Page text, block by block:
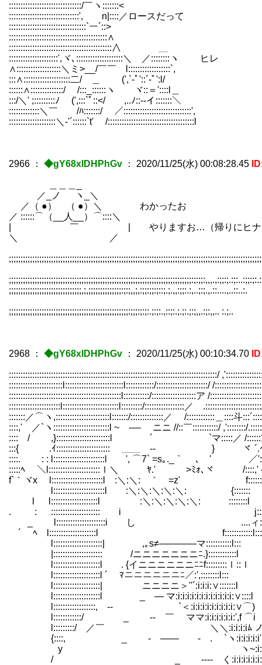
:::::::::::::::::::::::::::::::/￣ヽ
::::::::::::::::::::::::::::::', n|::::／ロースだ
:::::::::::::::::::::::::::::::::`ー´::> ',ﾂ
::::::::::::::::::::::::::::::::::::::::::∧
::::::::::::::::::::::::::::::::::::::::::::∧ ＿
:::::::::::::::::::::',ヾ､::::::::::::::::::::＼ ／::::::::ヽ ヒ
∧:::::::::::::::::::＼ミ>__/￣￣ l::::::::::::::::::`,
:::∧::::::::::::::::::::二/ ＿ (',`-ﾟ'::´-ﾟ':l/ i:-
::::::∧::::::::::::::/ /:::_::::::ヽ ヾ::＝'::::l＿ ＼::
:::/＼' ;:::::::::ﾉ (',:::`ﾟ::</ ,..ﾉ::--イ:::::::＼
:::::::::::::＼￣ /ﾊ:::::::/ ／:::::::::::::::::::::::::::::', _／
::::::::::::::::::::＼‐'´::::::`t' /:::::::::::::::::::::::::::::::::::::l /
2966 ： ◆gY68xIDHPhGv ： 2020/11/25(水) 00:08:28.45
／_ノ ヽ_＼
／（ ●） （ ●）＼ わかったお
／ ::::::⌒（__人__）⌒::::＼
| ￣ | やりますお…（帰りにヒナタの所に
＼ ／
;;;;;;;;;;;;;;;;;;;;;;;;;;;;;;;;;;;;;;;;;;;;;;;;;;;:;;;:;:;:.;:;:.,::;:.;.;:.;:;,,.:;:,,.. :.;..
2968 ： ◆gY68xIDHPhGv ： 2020/11/25(水) 00:10:34.70
:::::::::::::::::::::::::::::::::::::::::::::::::::::::::::::::::::::::::::::::::::::::::/
:::::::::::::::::::::::l:::::::::::::::::::::::::l::::::::::::/::::::::::::::::::::::/ /
::::::::::::::::::::::::::::::::::::::::::::::::l:::::::::::/:::::::::::::::::::ア /
::::::::::::::::::::::l::::::::::::::::::::::::l:::::::::/:::::::::::::::::／
:::::::／⌒ヽ,:::::::::::::::::::::::l:::::::/::::::::::::::／ /::::::::::::＿::::斗
::::,' ／`ヽ::::::::::::::::::::::::l ~ -― ニニ //::￣:::::::::::/ ,'::::::::/
:::: / ,}:::::::::::::::::::::::l ´ `マ:::::／ /::::::ｱ/
:::{ .ｲ::::::::::::::::::::::: ＿＿ ‐- } ヾ ´.ｲ
::::. : : l::::::::::::::::::::::l ', ⌒7` =s｡._｀ ､ ' ／
:::::ﾍ ＼l::::::::::::::::::::::ｌ＼ ﾔ.' >ﾐｫ､ヾ /::::,'
f`｀ヾx l::::::::::::::::::::::l :＼:＼: ｀ =z'
l::::::::::::::::::::::l :＼:＼:＼:＼:＼: {:::::::
l l::::::::::::::::::::l :＼:＼:＼:＼:＼: ::::::::l
. : ::::::::::::::::::::: i
_ l:::::::::::::::::::::i し ....ィ
´ ﾍ l::::::::::::::::::::l
l:::::::::::::::::::::| ,｡s≠――――マ:::::::::::l:::
|::::::::::::::::::::: /ニニニニニニニﾆ.}::::::::::::l
l::::::::::::::::::::l . {イニニニニニニﾆﾆf:::::::::ｌ::ｌ
l::::::::::::::::::::l ´ ﾏニニニニニニﾆ／:',::::::::l:::
l::::::::::::::::::::| ゞニニニニ＞''´:i:i:i:∨:::::::l
l::::::::::::::::::::l _ ― マ:i:i:i:i:i:i:i:i:i:i:i:i:∨::::l
l::::::::::::::::::, -‐ `＜:i:i:i:i:i:i:i:i:i:∨⌒)
l::::::::::::/ _ -‐ ￣ ママ:i:i:i:i:i:i:',f ⌒i
l:::::::::/ ／￣ ＼＼:i:i:i:iﾑ ノ
{::::, _ - ―― - . `ヽ:i:i:i:i:i',
y ヽ
/ _ ---- く:i:i:i:i:i:i:i:i:,